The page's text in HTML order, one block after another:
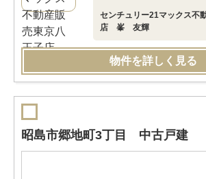
センチュリー21マックス不
店 峯 友輝
物件を詳しく見る
昭島市郷地町3丁目 中古戸建